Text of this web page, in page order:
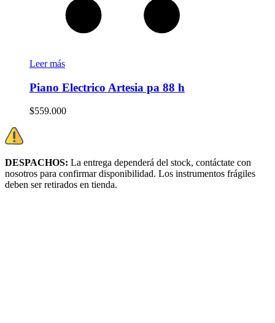
Leer más
Piano Electrico Artesia pa 88 h
$559.000
DESPACHOS: La entrega dependerá del stock, contáctate con
nosotros para confirmar disponibilidad. Los instrumentos frágiles
deben ser retirados en tienda.